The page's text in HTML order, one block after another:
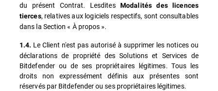
du présent Contrat. LesditesModalités des licences
tierces, relatives aux logiciels respectifs, sont consultables
dans la Section « À propos ».
1.4. Le Client n'est pas autorisé à supprimer les notices ou
déclarations de propriété des Solutions et Services de
Bitdefender ou de ses propriétaires légitimes. Tous les
droits non expressément définis aux présentes sont
réservés par Bitdefender ou ses propriétaires légitimes.